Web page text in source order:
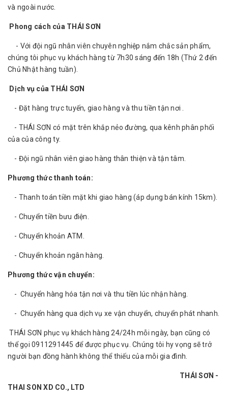
và ngoài nước.
Phong cách của THÁI SƠN
- Với đội ngũ nhân viên chuyên nghiệp nắm chắc sản phẩm,
chúng tôi phục vụ khách hàng từ 7h30 sáng đến 18h (Thứ 2 đến
Chủ Nhật hàng tuần).
Dịch vụ của THÁI SƠN
- Đặt hàng trực tuyến, giao hàng và thu tiền tận nơi .
- THÁI SƠN có mặt trên khắp nẻo đường, qua kênh phân phối
của của công ty.
- Đội ngũ nhân viên giao hàng thân thiện và tận tâm.
Phương thức thanh toán:
- Thanh toán tiền mặt khi giao hàng (áp dụng bán kính 15km).
- Chuyển tiền bưu điện.
- Chuyển khoản ATM.
- Chuyển khoản ngân hàng.
Phương thức vận chuyển:
- Chuyển hàng hóa tận nơi và thu tiền lúc nhận hàng.
- Chuyển hàng qua dịch vụ xe vận chuyển, chuyển phát nhanh.
THÁI SƠN phục vụ khách hàng 24/24h mỗi ngày, bạn cũng có
thể gọi 0911291445 để được phục vụ. Chúng tôi hy vọng sẽ trở
người bạn đồng hành không thể thiếu của mỗi gia đình.
THÁI SƠN -
THAI SON XD CO., LTD